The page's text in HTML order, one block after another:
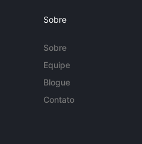
Sobre
Sobre
Equipe
Blogue
Contato